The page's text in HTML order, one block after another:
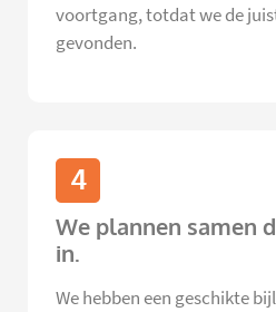
voortgang, totdat we de
gevonden.
4
We plannen samen
in.
We hebben een geschikte